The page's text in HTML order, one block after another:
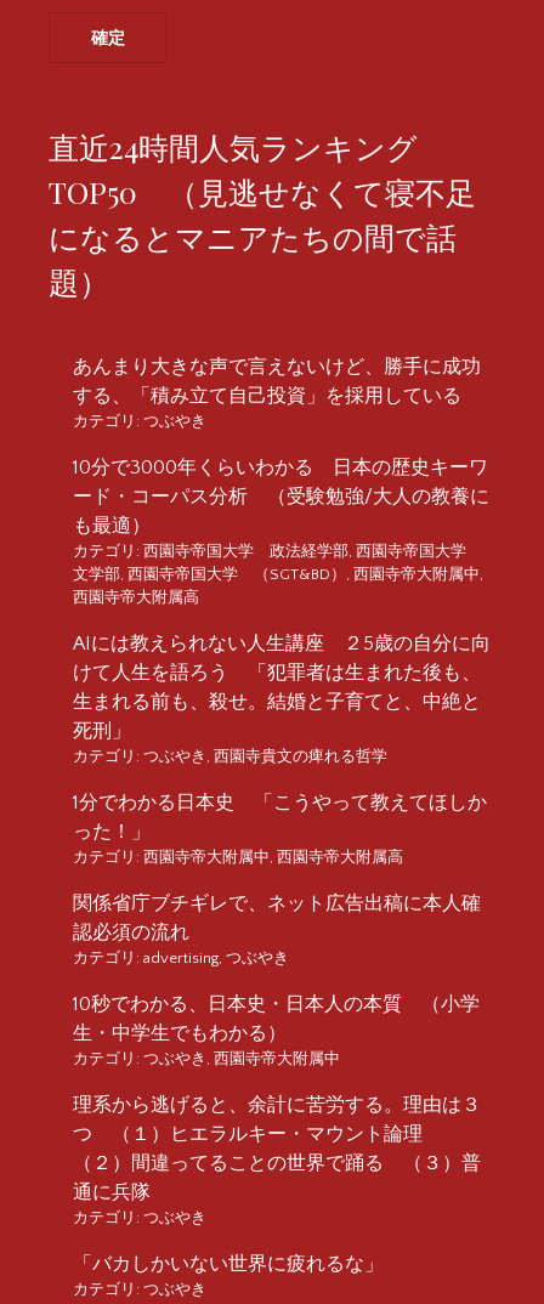
直近24時間人気ランキング
TOP50 （見逃せなくて寝不足
になるとマニアたちの間で話
題）
あんまり大きな声で言えないけど、勝手に成功
する、「積み立て自己投資」を採用している
カテゴリ: つぶやき
10分で3000年くらいわかる 日本の歴史キーワ
ード・コーパス分析 （受験勉強/大人の教養に
も最適）
カテゴリ: 西園寺帝国大学 政法経学部 西園寺帝国大学
文学部 西園寺帝国大学 （SGT&BD） 西園寺帝大附属中
西園寺帝大附属高
AIには教えられない人生講座 ２5歳の自分に向
けて人生を語ろう 「犯罪者は生まれた後も、
生まれる前も、殺せ。結婚と子育てと、中絶と
死刑」
カテゴリ: つぶやき 西園寺貴文の痺れる哲学
1分でわかる日本史 「こうやって教えてほしか
った！」
カテゴリ: 西園寺帝大附属中 西園寺帝大附属高
関係省庁ブチギレで、ネット広告出稿に本人確
認必須の流れ
カテゴリ: advertising つぶやき
10秒でわかる、日本史・日本人の本質 （小学
生・中学生でもわかる）
カテゴリ: つぶやき 西園寺帝大附属中
理系から逃げると、余計に苦労する。理由は３
つ （１）ヒエラルキー・マウント論理
（２）間違ってることの世界で踊る （３）普
通に兵隊
カテゴリ: つぶやき
「バカしかいない世界に疲れるな」
カテゴリ: つぶやき